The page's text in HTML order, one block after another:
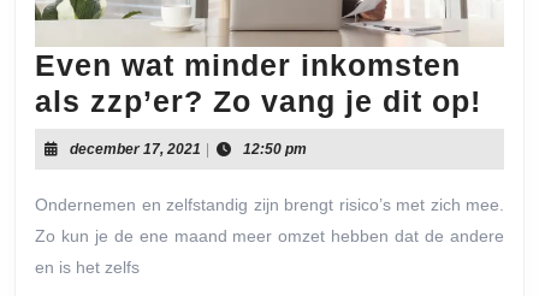
Even wat minder inkomsten
als zzp’er? Zo vang je dit op!
wat
als
december 17, 2021 december
17,
12:50 pm
Ondernemen en zelfstandig zijn brengt risico’s met zich mee.
Zo kun je de ene maand meer omzet hebben dat de andere
en is het zelfs